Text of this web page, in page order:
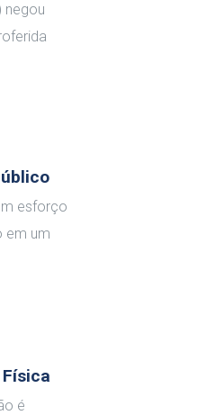
negou
esforço
em um
é